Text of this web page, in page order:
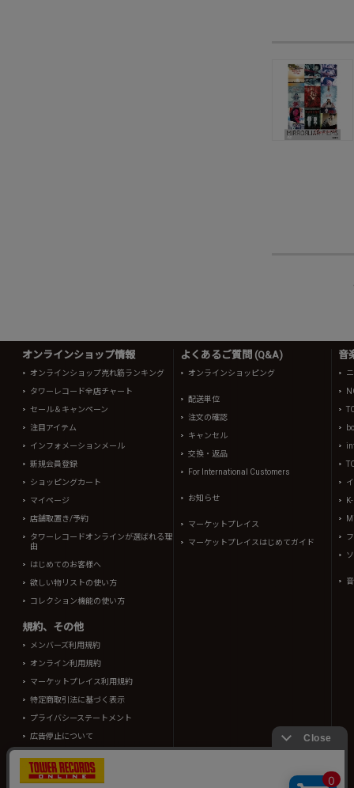
オンラインショップ情報
オンラインショップ売れ筋ランキング
タワーレコード全店チャート
セール＆キャンペーン
注目アイテム
インフォメーションメール
新規会員登録
ショッピングカート
マイページ
店舗取置き/予約
タワーレコードオンラインが選ばれる理
由
はじめてのお客様へ
欲しい物リストの使い方
コレクション機能の使い方
規約、その他
メンバーズ利用規約
オンライン利用規約
マーケットプレイス利用規約
特定商取引法に基づく表示
プライバシーステートメント
広告停止について
よくあるご質問 (Q&A)
オンラインショッピング
配送単位
注文の確認
キャンセル
交換・返品
For International Customers
お知らせ
マーケットプレイス
マーケットプレイスはじめてガイド
音